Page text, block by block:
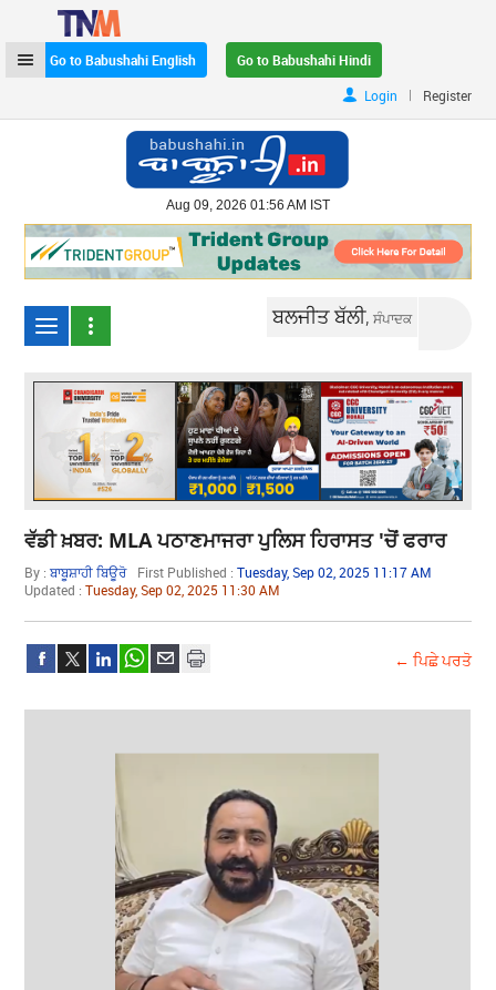
Go to Babushahi English
Go to Babushahi Hindi
Login
| Register
Aug 09, 2026 01:56 AM IST
ਬਲਜੀਤ ਬੱਲੀ,ਸੰਪਾਦਕ
ਵੱਡੀ ਖ਼ਬਰ: MLA ਪਠਾਣਮਾਜਰਾ ਪੁਲਿਸ ਹਿਰਾਸਤ 'ਚੋਂ ਫਰਾਰ
By :ਬਾਬੂਸ਼ਾਹੀ ਬਿਊਰੋ First Published :Tuesday, Sep 02, 2025 11:17 AM
Updated :Tuesday, Sep 02, 2025 11:30 AM
← ਪਿਛੇ ਪਰਤੋ